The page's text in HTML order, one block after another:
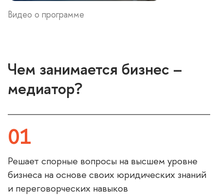
идео о программе
Чем занимается бизнес –
медиатор?
01
Решает спорные вопросы на высшем уровне
изнеса на основе своих юридических знаний
и переговорческих навыко